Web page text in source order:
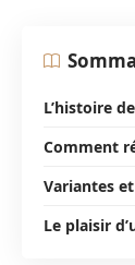
L’histoire
Comment
Variantes
Le plaisir